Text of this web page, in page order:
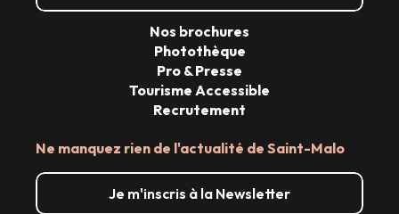
Ne manquez rien de l'actualité de Saint-Malo
Je m'inscris à la Newsletter
Nos brochures
Photothèque
Pro & Presse
Tourisme Accessible
Recrutement